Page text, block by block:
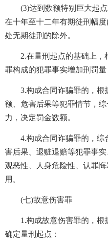
(3)达到数额特别巨大起点
在十年至十二年有期徒刑幅
处无期徒刑的除外。
2.在量刑起点的基础上，
罪构成的犯罪事实增加刑罚量
3.构成合同诈骗罪的，根
额、危害后果等犯罪情节，
力，决定罚金数额。
4.构成合同诈骗罪的，综
害后果、退赃退赔等犯罪事
观恶性、人身危险性、认罪
用。
(七)故意伤害罪
1.构成故意伤害罪的，根
确定量刑起点：